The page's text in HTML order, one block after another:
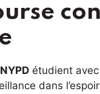
NYPD étudient
dans